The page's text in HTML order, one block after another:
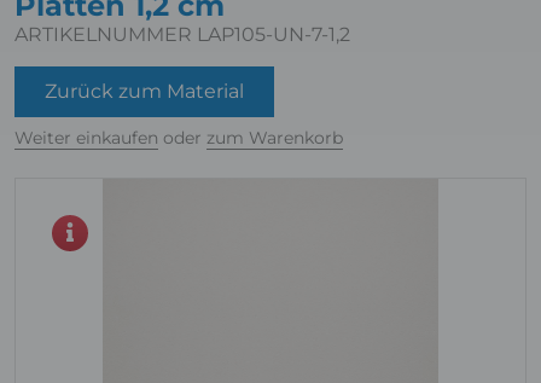
ARTIKELNUMMER LAP105-UN-7-1,2
Zurück zum Material
Weiter einkaufen oder zum Warenkorb